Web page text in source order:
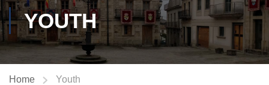
YOUTH
Home Youth